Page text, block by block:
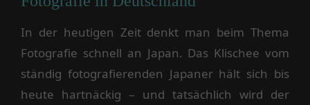
In der heutigen Zeit denkt man beim Thema
Fotografie schnell an Japan. Das Klischee vom
ständig fotografierenden Japaner hält sich bis
heute hartnäckig – und tatsächlich wird der